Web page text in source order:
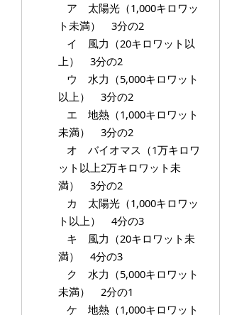
ア 太陽光（1,000キロワッ
ト未満） 3分の2
イ 風力（20キロワット以
上） 3分の2
ウ 水力（5,000キロワット
以上） 3分の2
エ 地熱（1,000キロワット
未満） 3分の2
オ バイオマス（1万キロワ
ット以上2万キロワット未
満） 3分の2
カ 太陽光（1,000キロワッ
ト以上） 4分の3
キ 風力（20キロワット未
満） 4分の3
ク 水力（5,000キロワット
未満） 2分の1
ケ 地熱（1,000キロワット